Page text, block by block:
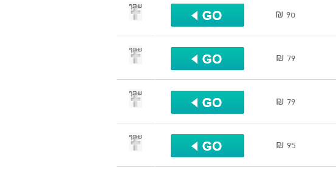
90 ₪
שתף
79 ₪
שתף
79 ₪
שתף
95 ₪
שתף